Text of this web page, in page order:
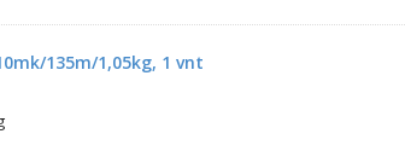
135m/1,05kg, 1 vnt